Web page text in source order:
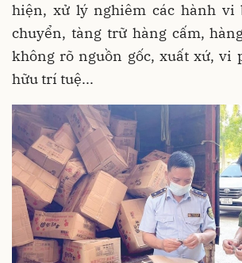
hiện, xử lý nghiêm các hành vi
chuyển, tàng trữ hàng cấm,
không rõ nguồn gốc, xuất xứ, vi
hữu trí tuệ...